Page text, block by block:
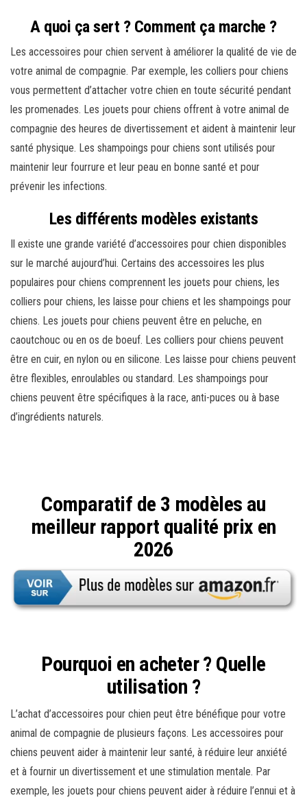
A quoi ça sert ? Comment ça marche ?
Les accessoires pour chien servent à améliorer la qualité de vie de
votre animal de compagnie. Par exemple, les colliers pour chiens
vous permettent d’attacher votre chien en toute sécurité pendant
les promenades. Les jouets pour chiens offrent à votre animal de
compagnie des heures de divertissement et aident à maintenir leur
santé physique. Les shampoings pour chiens sont utilisés pour
maintenir leur fourrure et leur peau en bonne santé et pour
prévenir les infections.
Les différents modèles existants
Il existe une grande variété d’accessoires pour chien disponibles
sur le marché aujourd’hui. Certains des accessoires les plus
populaires pour chiens comprennent les jouets pour chiens, les
colliers pour chiens, les laisse pour chiens et les shampoings pour
chiens. Les jouets pour chiens peuvent être en peluche, en
caoutchouc ou en os de boeuf. Les colliers pour chiens peuvent
être en cuir, en nylon ou en silicone. Les laisse pour chiens peuvent
être flexibles, enroulables ou standard. Les shampoings pour
chiens peuvent être spécifiques à la race, anti-puces ou à base
d’ingrédients naturels.
Comparatif de 3 modèles au
meilleur rapport qualité prix en
2026
Pourquoi en acheter ? Quelle
utilisation ?
L’achat d’accessoires pour chien peut être bénéfique pour votre
animal de compagnie de plusieurs façons. Les accessoires pour
chiens peuvent aider à maintenir leur santé, à réduire leur anxiété
et à fournir un divertissement et une stimulation mentale. Par
exemple, les jouets pour chiens peuvent aider à réduire l’ennui et à